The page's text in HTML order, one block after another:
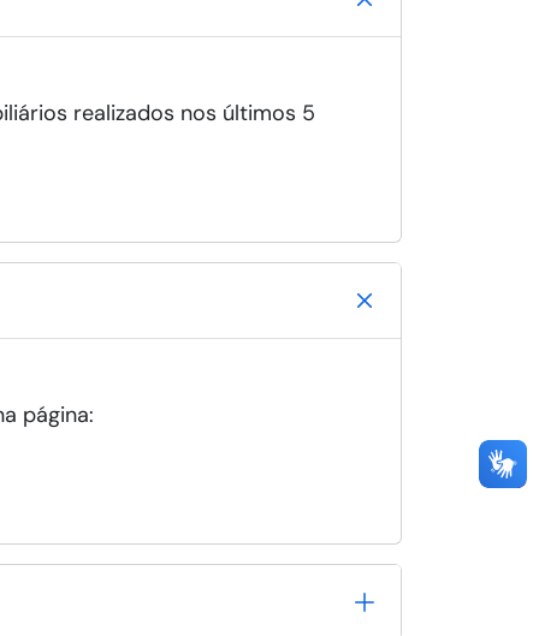
realizados nos últimos 5
página: